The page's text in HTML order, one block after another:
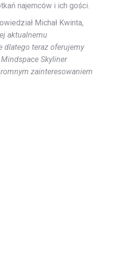
najemców i ich gości.
Michał Kwinta,
aktualnemu
dlatego teraz oferujemy
Skyliner
zainteresowaniem